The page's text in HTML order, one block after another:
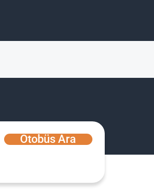
Otobüs Ara